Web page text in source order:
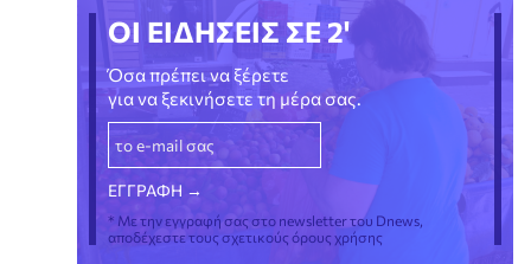
ΟΙ ΕΙΔΗΣΕΙΣ ΣΕ 2'
Όσα πρέπει να ξέρετε
για να ξεκινήσετε τη μέρα σας.
* Με την εγγραφή σας στο newsletter του Dnews,
αποδέχεστε τους σχετικούς όρους χρήσης